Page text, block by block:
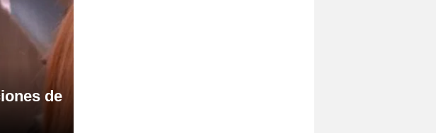
de